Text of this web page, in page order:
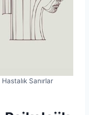
Sanırlar